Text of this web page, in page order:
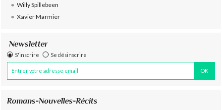
Willy Spillebeen
Xavier Marmier
Newsletter
S'inscrire Se désinscrire
Romans-Nouvelles-Récits